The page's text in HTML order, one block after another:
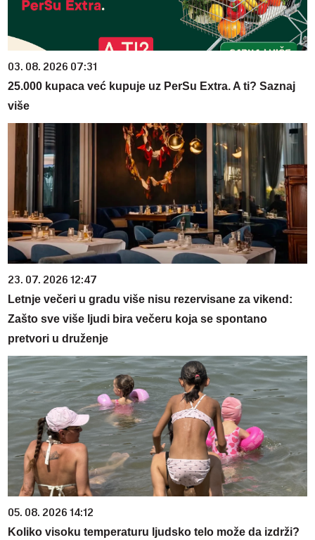
03. 08. 2026 07:31
25.000 kupaca već kupuje uz PerSu Extra. A ti? Saznaj
više
23. 07. 2026 12:47
Letnje večeri u gradu više nisu rezervisane za vikend:
Zašto sve više ljudi bira večeru koja se spontano
pretvori u druženje
05. 08. 2026 14:12
Koliko visoku temperaturu ljudsko telo može da izdrži?